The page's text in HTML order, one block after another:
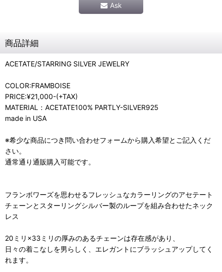
Ask
商品詳細
ACETATE/STARRING SILVER JEWELRY
COLOR:FRAMBOISE
PRICE:¥21,000-(+TAX)
MATERIAL：ACETATE100% PARTLY-SILVER925
made in USA
※希少な商品につき問い合わせフォームから購入希望とご記入くだ
さい。
通常通り通販購入可能です。
フランボワーズを思わせるフレッシュなカラーリングのアセテート
チェーンとスターリングシルバー製のループを組み合わせたネック
レス
20ミリ×33ミリの厚みのあるチェーンは存在感があり、
日々の着こなしを男らしく、エレガントにブラッシュアップしてく
れます。